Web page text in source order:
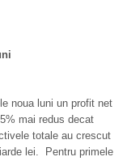
noua luni un profit net
mai redus decat
totale au crescut
lei. Pentru primele